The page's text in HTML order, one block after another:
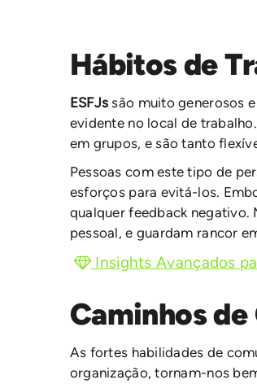
Hábitos de
ESFJs são muito generosos
evidente no local de trabalho.
em grupos, e são tanto
Pessoas com este tipo de
esforços para evitá-los.
qualquer feedback negativo.
pessoal, e guardam rancor
Insights Avançados
Caminhos
As fortes habilidades de
organização, tornam-nos